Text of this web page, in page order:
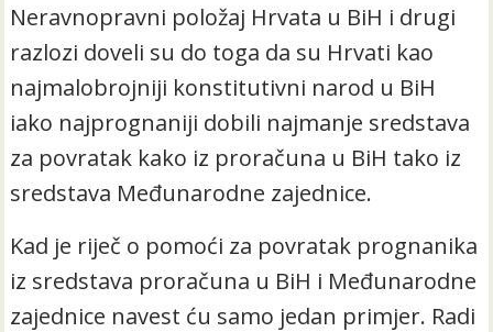
Neravnopravni položaj Hrvata u BiH i drugi
razlozi doveli su do toga da su Hrvati kao
najmalobrojniji konstitutivni narod u BiH
iako najprognaniji dobili najmanje sredstava
za povratak kako iz proračuna u BiH tako iz
sredstava Međunarodne zajednice.
Kad je riječ o pomoći za povratak prognanika
iz sredstava proračuna u BiH i Međunarodne
zajednice navest ću samo jedan primjer. Radi